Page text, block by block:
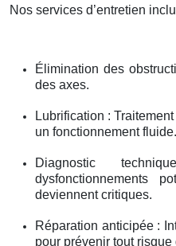
Nos services d’entretien
Élimination des
des axes.
Lubrification :
un fonctionnement fluide.
Diagnostic
dysfonctionnements
deviennent critiques.
Réparation anticipée :
pour prévenir tout risque